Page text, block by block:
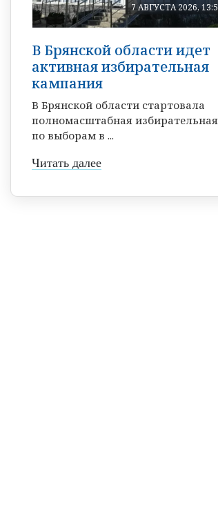
7 АВГУСТА 2026,
В Брянской области идет
активная избирательная
кампания
В Брянской области стартовала
полномасштабная
по выборам в ...
Читать далее